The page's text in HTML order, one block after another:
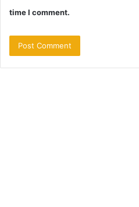
time I comment.